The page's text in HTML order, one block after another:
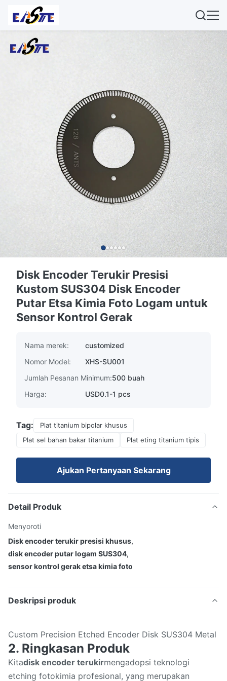
Disk Encoder Terukir Presisi
Kustom SUS304 Disk Encoder
Putar Etsa Kimia Foto Logam untuk
Sensor Kontrol Gerak
Nama merek:
customized
Nomor Model:
XHS-SU001
Jumlah Pesanan Minimum:500 buah
Harga:
USD0.1-1 pcs
Tag:
Plat titanium bipolar khusus
Plat sel bahan bakar titanium
Plat eting titanium tipis
Ajukan Pertanyaan Sekarang
Detail Produk
Menyoroti
Disk encoder terukir presisi khusus,
disk encoder putar logam SUS304,
sensor kontrol gerak etsa kimia foto
Deskripsi produk
Custom Precision Etched Encoder Disk SUS304 Metal
2. Ringkasan Produk
Kitadisk encoder terukirmengadopsi teknologi
etching fotokimia profesional, yang merupakan